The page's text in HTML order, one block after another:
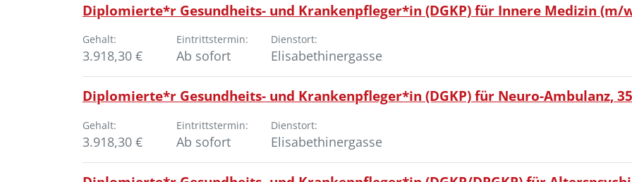
Diplomierte*r Gesundheits- und Krankenpfleger*in (DGKP) für Innere Medizin (m/
Gehalt:
3.918,30 €
Eintrittstermin:
Ab sofort
Dienstort:
Elisabethinergasse
Diplomierte*r Gesundheits- und Krankenpfleger*in (DGKP) für Neuro-Ambulanz,
Gehalt:
3.918,30 €
Eintrittstermin:
Ab sofort
Dienstort:
Elisabethinergasse